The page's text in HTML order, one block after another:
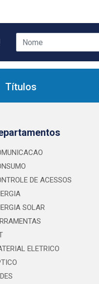
Títulos
DE ACESSOS
SOLAR
ELETRICO